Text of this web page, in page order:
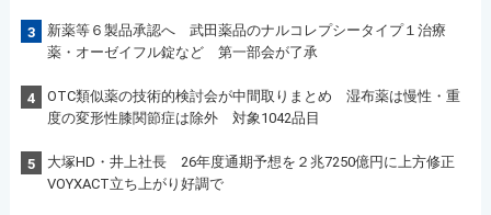
3
新薬等６製品承認へ 武田薬品のナルコレプシータイプ１治療
薬・オーゼイフル錠など 第一部会が了承
4
OTC類似薬の技術的検討会が中間取りまとめ 湿布薬は慢性・重
度の変形性膝関節症は除外 対象1042品目
5
大塚HD・井上社長 26年度通期予想を２兆7250億円に上方修正
VOYXACT立ち上がり好調で